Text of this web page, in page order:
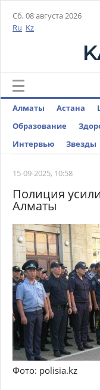
Сб, 08 августа 2026
Ru Kz
Алматы Астана
Образование
Интервью
Звезды
15-09-2025, 10:58
Полиция
Алматы
Фото: polisia.kz